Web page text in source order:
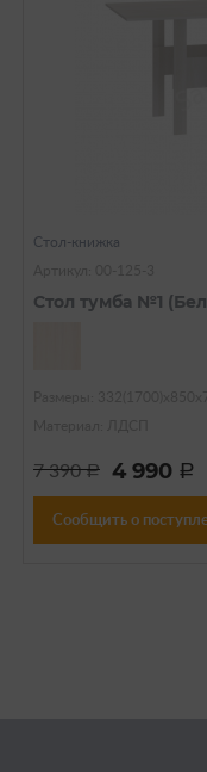
Стол-книжка
Стол тумба №1
7 390a 4 990 a
Сообщить о